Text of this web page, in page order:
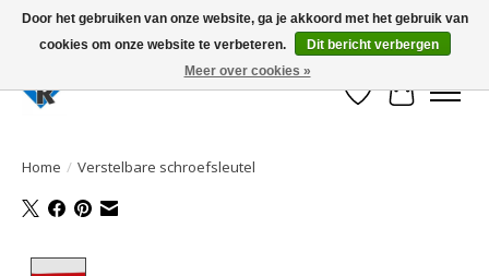
Large selection of products and fast shipping!
Verlanglijst
Home / Verstelbare schroefsleutel
Door het gebruiken van onze website, ga je akkoord met het gebruik van
cookies om onze website te verbeteren.
Dit bericht verbergen
Meer over cookies »